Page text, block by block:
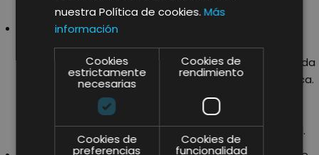
es otro caso de éxito interesante en el cual
hemos podido aplicar nuestro expertise como
consultoría de estrategia y marketingespecializada
en aportar esta visión que ofrece gran valor a la marca.
A través de una redefinición de la
gestión de
marketing y comunicativa
, aportamos una visión
estratégica en cuanto a marcas, canales e identidad.
nuestra Política de cookies.Más
información
Cookies
estrictamente
necesarias
Cookies de
rendimiento
Cookies de
preferencias
Cookies de
funcionalidad